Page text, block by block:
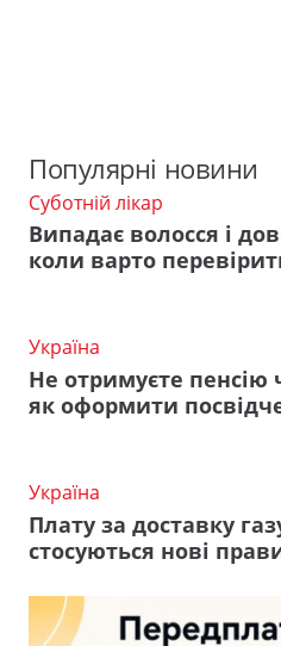
Популярні новини
Суботній лікар
Випадає волосся і
коли варто
Україна
Не отримуєте пенсію
як оформити
Україна
Плату за доставку
стосуються нові